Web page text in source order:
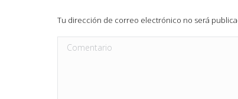
Tu dirección de correo electrónico no será
Comentario